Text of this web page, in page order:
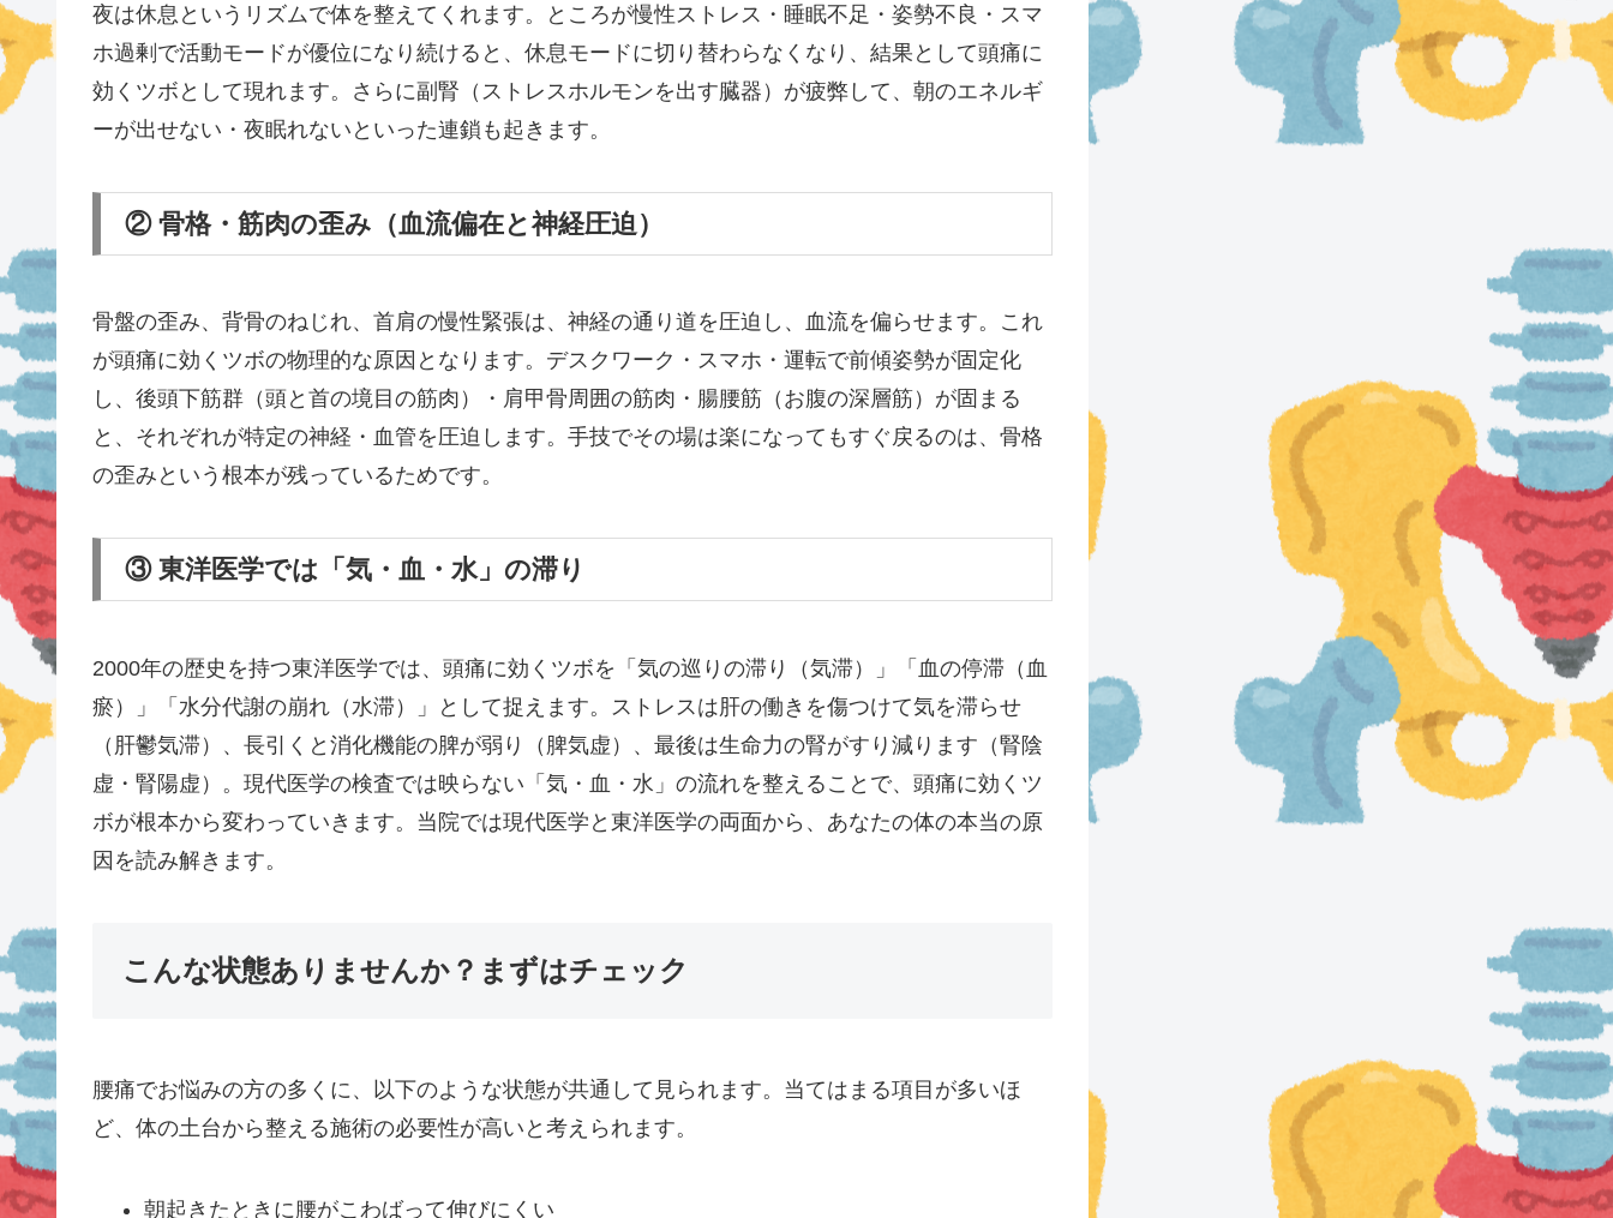
夜は休息というリズムで体を整えてくれます。ところが慢性ストレス・睡眠不足・姿勢不良・スマ
ホ過剰で活動モードが優位になり続けると、休息モードに切り替わらなくなり、結果として頭痛に
効くツボとして現れます。さらに副腎（ストレスホルモンを出す臓器）が疲弊して、朝のエネルギ
ーが出せない・夜眠れないといった連鎖も起きます。
② 骨格・筋肉の歪み（血流偏在と神経圧迫）
骨盤の歪み、背骨のねじれ、首肩の慢性緊張は、神経の通り道を圧迫し、血流を偏らせます。これ
が頭痛に効くツボの物理的な原因となります。デスクワーク・スマホ・運転で前傾姿勢が固定化
し、後頭下筋群（頭と首の境目の筋肉）・肩甲骨周囲の筋肉・腸腰筋（お腹の深層筋）が固まる
と、それぞれが特定の神経・血管を圧迫します。手技でその場は楽になってもすぐ戻るのは、骨格
の歪みという根本が残っているためです。
③ 東洋医学では「気・血・水」の滞り
2000年の歴史を持つ東洋医学では、頭痛に効くツボを「気の巡りの滞り（気滞）」「血の停滞（血
瘀）」「水分代謝の崩れ（水滞）」として捉えます。ストレスは肝の働きを傷つけて気を滞らせ
（肝鬱気滞）、長引くと消化機能の脾が弱り（脾気虚）、最後は生命力の腎がすり減ります（腎陰
虚・腎陽虚）。現代医学の検査では映らない「気・血・水」の流れを整えることで、頭痛に効くツ
ボが根本から変わっていきます。当院では現代医学と東洋医学の両面から、あなたの体の本当の原
因を読み解きます。
こんな状態ありませんか？まずはチェック
腰痛でお悩みの方の多くに、以下のような状態が共通して見られます。当てはまる項目が多いほ
ど、体の土台から整える施術の必要性が高いと考えられます。
朝起きたときに腰がこわばって伸びにくい